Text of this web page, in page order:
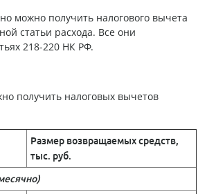
можно получить налогового вычета
статьи расхода. Все они
218-220 НК РФ.
получить налоговых вычетов
Размер возвращаемых средств,
тыс. руб.